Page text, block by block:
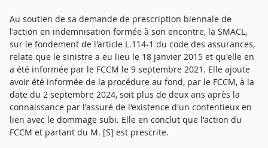
Au soutien de sa demande de prescription biennale de
l'action en indemnisation formée à son encontre, la SMACL,
sur le fondement de l'article L.114-1 du code des assurances,
relate que le sinistre a eu lieu le 18 janvier 2015 et qu'elle en
a été informée par le FCCM le 9 septembre 2021. Elle ajoute
avoir été informée de la procédure au fond, par le FCCM, à la
date du 2 septembre 2024, soit plus de deux ans après la
connaissance par l'assuré de l'existence d'un contentieux en
lien avec le dommage subi. Elle en conclut que l'action du
FCCM et partant du M. [S] est prescrite.